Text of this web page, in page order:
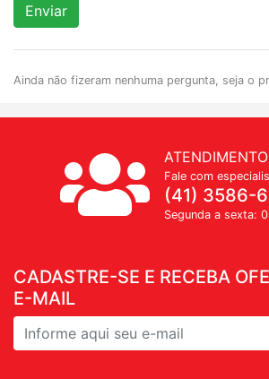
Enviar
Ainda não fizeram nenhuma pergunta, seja o
CADASTRE-SE E RECEBA
E-MAIL
ATENDIMENTO
Fale com
(41) 3586-
Segunda a sexta: